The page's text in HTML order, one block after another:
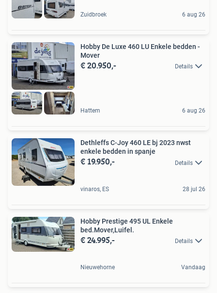
Zuidbroek 6 aug 26
Hobby De Luxe 460 LU Enkele bedden -
Mover
€ 20.950,- Details
Hattem 6 aug 26
Dethleffs C-Joy 460 LE bj 2023 nwst
enkele bedden in spanje
€ 19.950,- Details
vinaros, ES 28 jul 26
Hobby Prestige 495 UL Enkele
bed.Mover,Luifel.
€ 24.995,- Details
Nieuwehorne Vandaag